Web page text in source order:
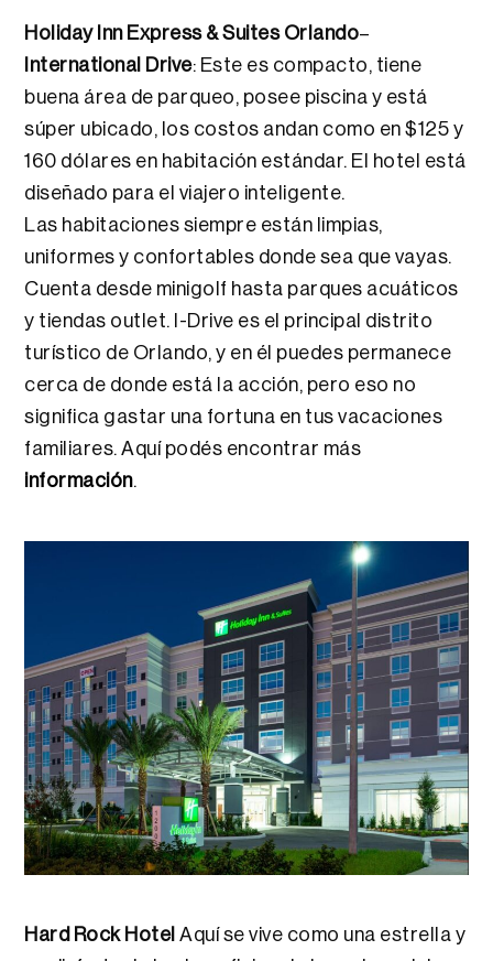
Holiday Inn Express & Suites Orlando–
International Drive: Este es compacto, tiene
buena área de parqueo, posee piscina y está
súper ubicado, los costos andan como en $125 y
160 dólares en habitación estándar. El hotel está
diseñado para el viajero inteligente.
Las habitaciones siempre están limpias,
uniformes y confortables donde sea que vayas.
Cuenta desde minigolf hasta parques acuáticos
y tiendas outlet. I-Drive es el principal distrito
turístico de Orlando, y en él puedes permanece
cerca de donde está la acción, pero eso no
significa gastar una fortuna en tus vacaciones
familiares. Aquí podés encontrar más
información.
Hard Rock Hotel Aquí se vive como una estrella y